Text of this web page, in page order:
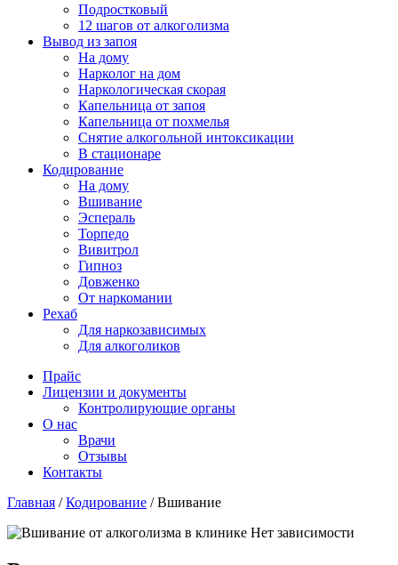
Подростковый
12 шагов от алкоголизма
Вывод из запоя
На дому
Нарколог на дом
Наркологическая скорая
Капельница от запоя
Капельница от похмелья
Снятие алкогольной интоксикации
В стационаре
Кодирование
На дому
Вшивание
Эспераль
Торпедо
Вивитрол
Гипноз
Довженко
От наркомании
Рехаб
Для наркозависимых
Для алкоголиков
Прайс
Лицензии и документы
Контролирующие органы
О нас
Врачи
Отзывы
Контакты
Главная /Кодирование /Вшивание